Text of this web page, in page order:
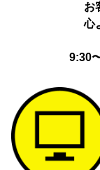
お
心
9:30